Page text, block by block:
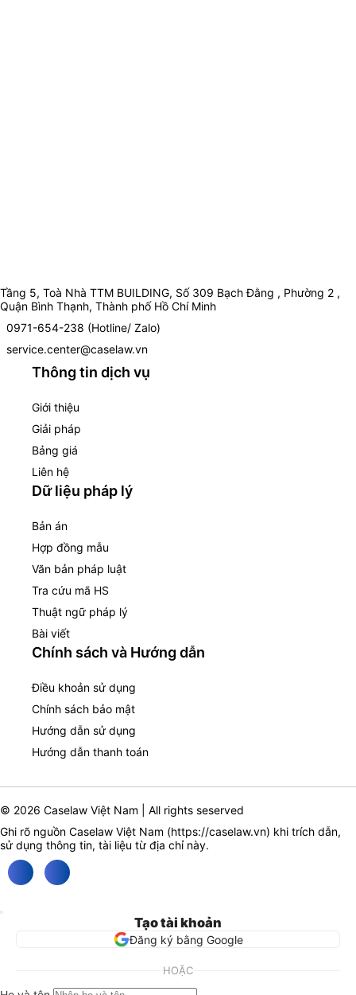
Tầng 5, Toà Nhà TTM BUILDING, Số 309 Bạch Đằng , Phường 2 ,
Quận Bình Thạnh, Thành phố Hồ Chí Minh
0971-654-238 (Hotline/ Zalo)
service.center@caselaw.vn
Thông tin dịch vụ
Giới thiệu
Giải pháp
Bảng giá
Liên hệ
Dữ liệu pháp lý
Bản án
Hợp đồng mẫu
Văn bản pháp luật
Tra cứu mã HS
Thuật ngữ pháp lý
Bài viết
Chính sách và Hướng dẫn
Điều khoản sử dụng
Chính sách bảo mật
Hướng dẫn sử dụng
Hướng dẫn thanh toán
© 2026 Caselaw Việt Nam | All rights seserved
Ghi rõ nguồn Caselaw Việt Nam (https://caselaw.vn) khi trích dẫn,
sử dụng thông tin, tài liệu từ địa chỉ này.
Tạo tài khoản
Đăng ký bằng Google
HOẶC